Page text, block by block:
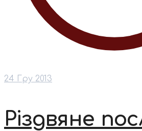
24 Гру 2013
Різдвяне